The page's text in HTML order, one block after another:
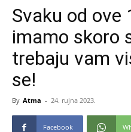
Svaku od ove
imamo skoro
trebaju vam
se!
By Atma - 24. rujna 2023.
Facebook